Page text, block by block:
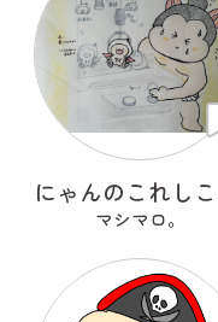
マシマロ。